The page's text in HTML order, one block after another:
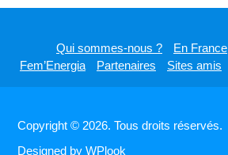
Qui sommes-nous ? En France
Fem’Energia
Partenaires Sites amis
Copyright © 2026. Tous droits réservés.
Designed byWPlook